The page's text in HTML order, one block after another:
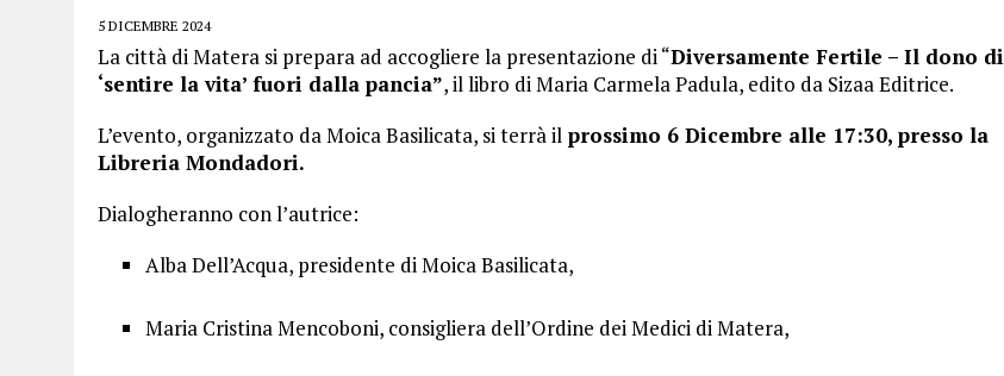
5 DICEMBRE 2024
La città di Matera si prepara ad accogliere la presentazione di “Diversamente Fertile – Il dono di
‘sentire la vita’ fuori dalla pancia”, il libro di Maria Carmela Padula, edito da Sizaa Editrice.
L’evento, organizzato da Moica Basilicata, si terrà il prossimo 6 Dicembre alle 17:30, presso la
Libreria Mondadori.
Dialogheranno con l’autrice:
Alba Dell’Acqua, presidente di Moica Basilicata,
Maria Cristina Mencoboni, consigliera dell’Ordine dei Medici di Matera,